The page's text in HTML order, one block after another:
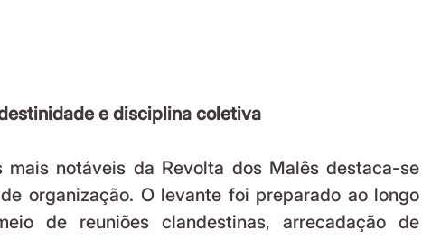
e disciplina coletiva
mais notáveis da Revolta dos Malês destaca-se
organização. O levante foi preparado ao longo
de reuniões clandestinas, arrecadação de